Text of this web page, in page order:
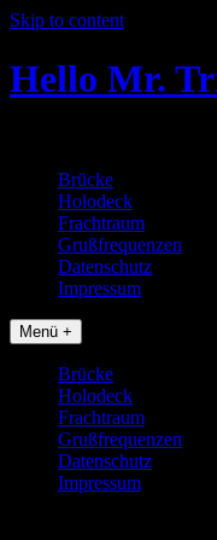
Skip to content
Hello Mr.
Brücke
Holodeck
Frachtraum
Grußfrequenzen
Datenschutz
Impressum
Menü +
Brücke
Holodeck
Frachtraum
Grußfrequenzen
Datenschutz
Impressum